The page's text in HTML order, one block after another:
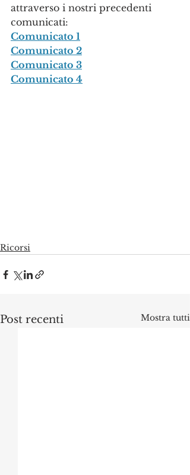
attraverso i nostri precedenti
comunicati:
Comunicato 1
Comunicato 2
Comunicato 3
Comunicato 4
Ricorsi
Post recenti Mostra tutti